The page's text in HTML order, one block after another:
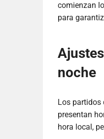
comienzan
para
noche
Los partidos
presentan
hora local,